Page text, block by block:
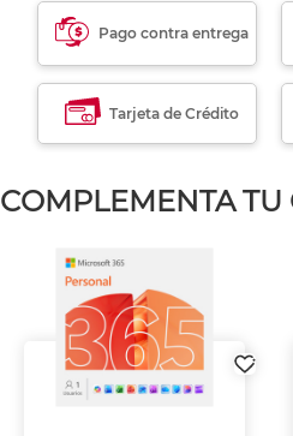
Pago contra entrega
Tarjeta de Crédito
COMPLEMENTA TU